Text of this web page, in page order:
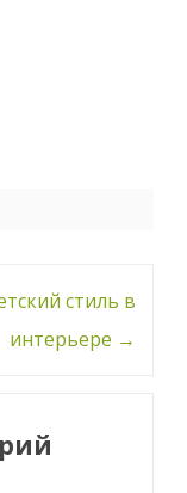
стиль в
интерьере →